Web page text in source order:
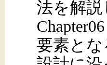
法を解説
要素と